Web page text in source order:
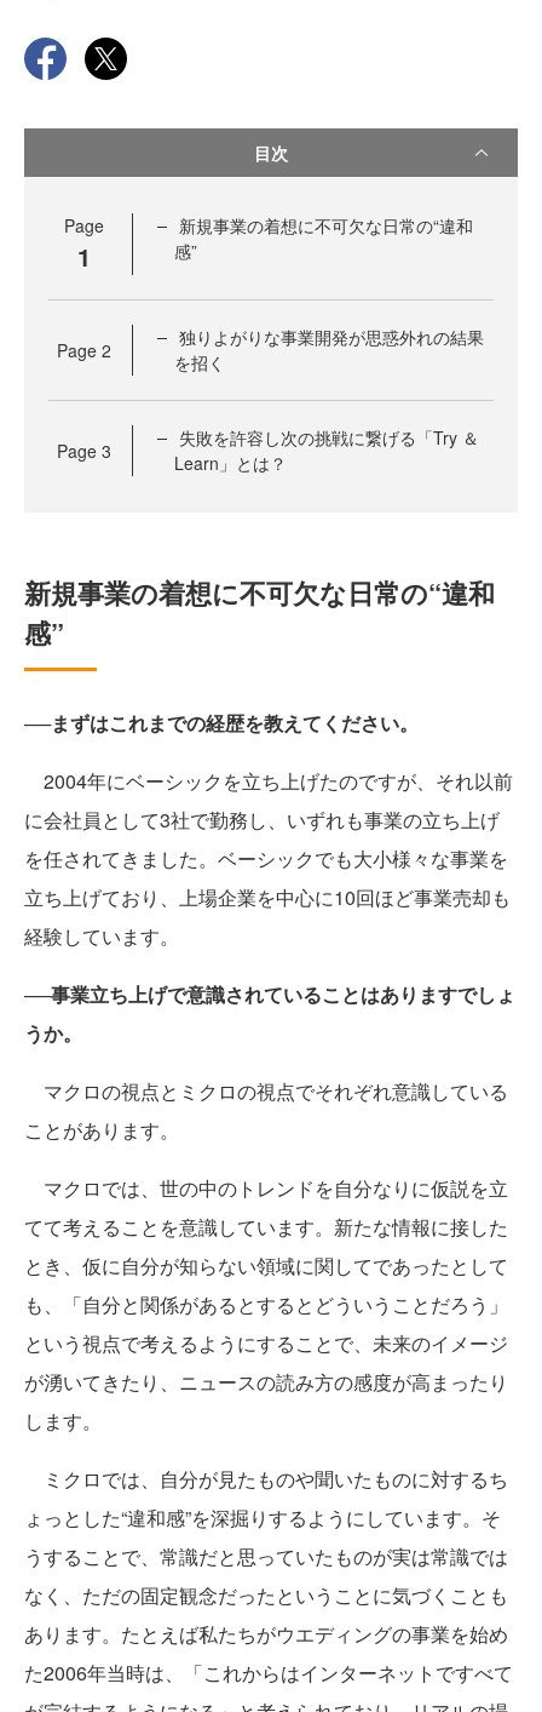
目次
Page
1
新規事業の着想に不可欠な日常の“違和
感”
Page 2
独りよがりな事業開発が思惑外れの結果
を招く
Page 3
失敗を許容し次の挑戦に繋げる「Try ＆
Learn」とは？
新規事業の着想に不可欠な日常の“違和
感”
──まずはこれまでの経歴を教えてください。
2004年にベーシックを立ち上げたのですが、それ以前
に会社員として3社で勤務し、いずれも事業の立ち上げ
を任されてきました。ベーシックでも大小様々な事業を
立ち上げており、上場企業を中心に10回ほど事業売却も
経験しています。
──事業立ち上げで意識されていることはありますでしょ
うか。
マクロの視点とミクロの視点でそれぞれ意識している
ことがあります。
マクロでは、世の中のトレンドを自分なりに仮説を立
てて考えることを意識しています。新たな情報に接した
とき、仮に自分が知らない領域に関してであったとして
も、「自分と関係があるとするとどういうことだろう」
という視点で考えるようにすることで、未来のイメージ
が湧いてきたり、ニュースの読み方の感度が高まったり
します。
ミクロでは、自分が見たものや聞いたものに対するち
ょっとした“違和感”を深掘りするようにしています。そ
うすることで、常識だと思っていたものが実は常識では
なく、ただの固定観念だったということに気づくことも
あります。たとえば私たちがウエディングの事業を始め
た2006年当時は、「これからはインターネットですべて